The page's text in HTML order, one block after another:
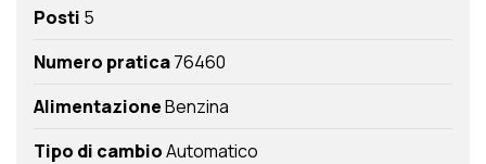
Posti 5
Numero pratica76460
AlimentazioneBenzina
Tipo di cambioAutomatico